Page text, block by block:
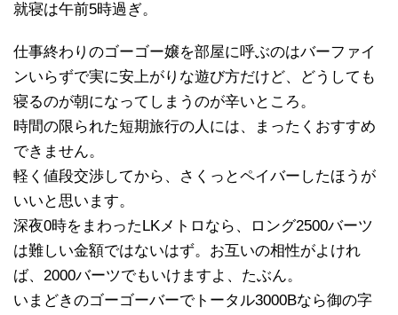
就寝は午前5時過ぎ。
仕事終わりのゴーゴー嬢を部屋に呼ぶのはバーファイ
ンいらずで実に安上がりな遊び方だけど、どうしても
寝るのが朝になってしまうのが辛いところ。
時間の限られた短期旅行の人には、まったくおすすめ
できません。
軽く値段交渉してから、さくっとペイバーしたほうが
いいと思います。
深夜0時をまわったLKメトロなら、ロング2500バーツ
は難しい金額ではないはず。お互いの相性がよけれ
ば、2000バーツでもいけますよ、たぶん。
いまどきのゴーゴーバーでトータル3000Bなら御の字